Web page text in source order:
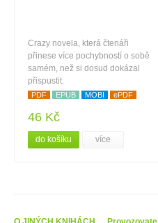
Crazy novela, která čtenáři
přinese více pochybností o sobě
samém, než si dosud dokázal
přispustit.
PDF EPUB MOBI ePDF
46 Kč
do košíku více